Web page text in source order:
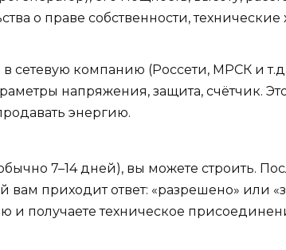
о праве собственности, технические
сетевую компанию (Россети, МРСК и
напряжения, защита, счётчик.
энергию.
7–14 дней), вы можете строить.
вам приходит ответ: «разрешено» или
и получаете техническое